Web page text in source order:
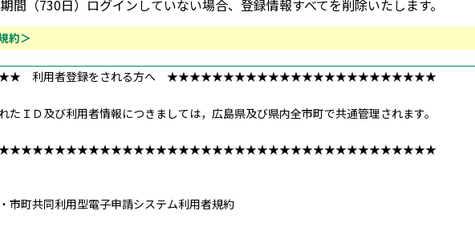
間（730日）ログインしていない場合、登録情報すべてを削除いたします。
約＞
利用者登録をされる方へ ★★★★★★★★★★★★★★★★★★★★★★★★
たＩＤ及び利用者情報につきましては，広島県及び県内全市町で共通管理されます。
市町共同利用型電子申請システム利用者規約